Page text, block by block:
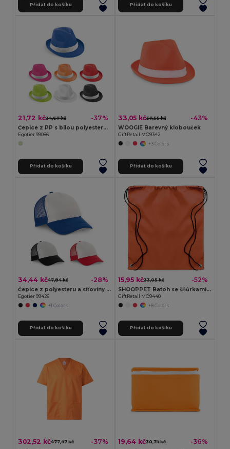
Přidat do košíku Přidat do košíku
21,72 kč34,67 kč -37%
Čepice z PP s bílou polyesterovou stuhou
Egotier 99086
Přidat do košíku
33,05 kč57,55 kč -43%
WOOGIE Barevný klobouček
GiftRetail MO9342
+3 Colors
Přidat do košíku
34,44 kč47,84 kč -28%
Čepice z polyesteru a síťoviny (150 g/m²)
Egotier 99426
+1 Colors
Přidat do košíku
15,95 kč33,05 kč -52%
SHOOPPET Batoh se šňůrkami 190T RPET
GiftRetail MO9440
+8 Colors
Přidat do košíku
302,52 kč477,47 kč -37% 19,64 kč30,74 kč -36%